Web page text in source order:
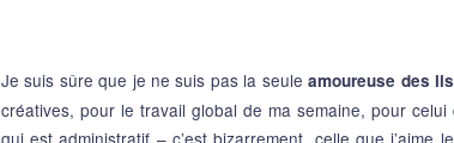
Je suis sûre que je ne suis pas la seuleamoureuse des
créatives, pour le travail global de ma semaine, pour
qui est administratif – c’est bizarrement, celle que